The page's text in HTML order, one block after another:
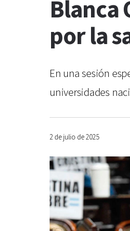
Blanca
por la
En una sesión
universidades
2 de julio de 2025